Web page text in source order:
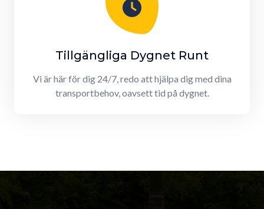
Tillgängliga Dygnet Runt
Vi är här för dig 24/7, redo att hjälpa dig med dina
transportbehov, oavsett tid på dygnet.